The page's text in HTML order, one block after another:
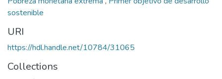
sostenible
URI
https://hdl.handle.net/10784/31065
Collections